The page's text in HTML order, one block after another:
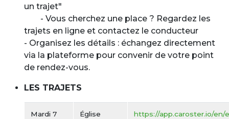
un trajet"
- Vous cherchez une place ? Regardez les
trajets en ligne et contactez le conducteur
- Organisez les détails : échangez directement
via la plateforme pour convenir de votre point
de rendez-vous.
LES TRAJETS
Mardi 7
Église
https://app.caroster.io/en/